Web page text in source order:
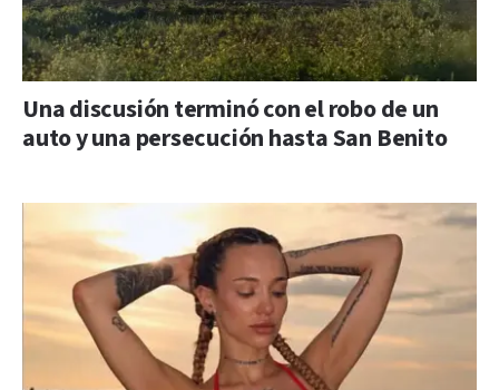
Una discusión terminó con el robo de un
auto y una persecución hasta San Benito